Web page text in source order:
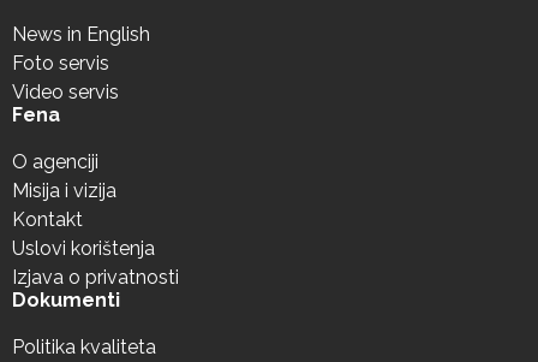
News in English
Foto servis
Video servis
Fena
O agenciji
Misija i vizija
Kontakt
Uslovi korištenja
Izjava o privatnosti
Dokumenti
Politika kvaliteta